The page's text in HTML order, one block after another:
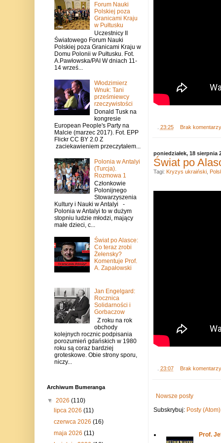
23:25 Brak
poniedziałek, 18 sierpnia
Świat po
. 23:07 Brak
Tagi: Kryzys ukraiński,
Nowsze posty
Subskrybuj: Posty (Atom)
Prof.
Forum Nauki
Polskiej poza
Granicami Kraju
w Pułtusku
Uczestnicy II
Światowego Forum Nauki
Polskiej poza Granicami Kraju w
Domu Polonii w Pułtusku. Fot.
A.Pawłowska/PAI W dniach 11-
14 wrześ...
Włodzimierz
Wnuk: Tani
prześmiewcy
rzeczywistości
Donald Tusk na
kongresie
European People's Party na
Malcie (marzec 2017). Fot. EPP
Flickr CC BY 2.0 Z
zaciekawieniem przeczytałem...
Polonia w Antalyi
(Turcja).
Rozmowa 1
Członkowie
Polonijnego
Stowarzyszenia
Kultury i Nauki w Antalyi -
Polonia w Antalyi to w dużym
stopniu ludzie młodzi, mający
małe dzieci, c...
Świat po Alasce:
Co teraz zrobi
Żełensky?
Komentuje Prof.
A. Zapałowski
Jan Engelgard:
Rocznica
Solidarności i
Gorbaczow
Z roku na rok
obchody
kolejnych rocznic podpisania
porozumień gdańskich w 1980
roku są coraz bardziej
groteskowe. Obie strony sporu,
niczy...
Archiwum Bumeranga
▼ 2026 (110)
lipca 2026 (11)
czerwca 2026 (16)
maja 2026 (11)